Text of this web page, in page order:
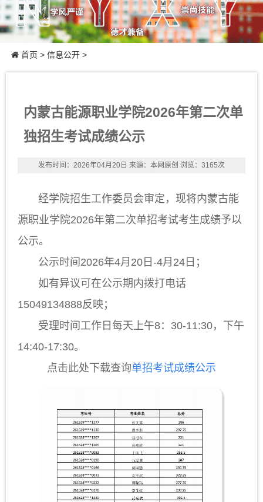
首页 > 信息公开 >
内蒙古能源职业学院2026年第二次单
独招生考试成绩公示
发布时间：2026年04月20日 来源：本网原创 浏览：3165次
经学院招生工作委员会审定，现将内蒙古能
源职业学院2026年第二次单招考试考生成绩予以
公示。
公示时间2026年4月20日-4月24日；
如有异议可在公示期内拨打电话
15049134888反映；
受理时间工作日每天上午8：30-11:30，下午
14:40-17:30。
点击此处下载查询单招考试成绩公示